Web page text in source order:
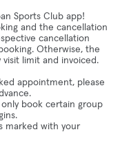
Sports Club app!
and the cancellation
cancellation
Otherwise, the
limit and invoiced.
appointment, please
book certain group
marked with your